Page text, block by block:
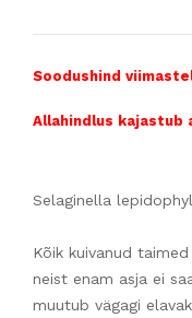
Soodushind
Allahindlus kajastub
Selaginella
Kõik kuivanud
neist enam asja ei
muutub vägagi